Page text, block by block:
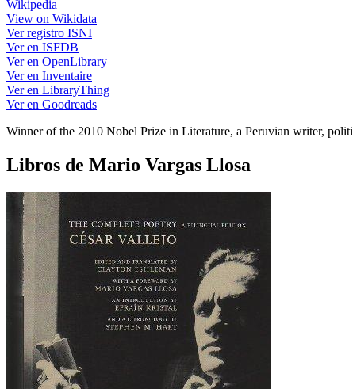
Wikipedia
View on Wikidata
Ver registro ISNI
Ver en ISFDB
Ver en OpenLibrary
Ver en Inventaire
Ver en LibraryThing
Ver en Goodreads
Winner of the 2010 Nobel Prize in Literature, a Peruvian writer,
Libros de Mario Vargas Llosa